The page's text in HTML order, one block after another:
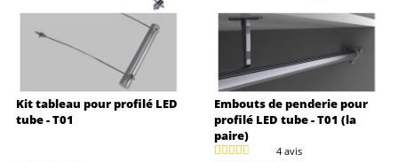
Kit tableau pour profilé LED
tube - T01
Embouts de penderie pour
profilé LED tube - T01 (la
paire)
4 avis